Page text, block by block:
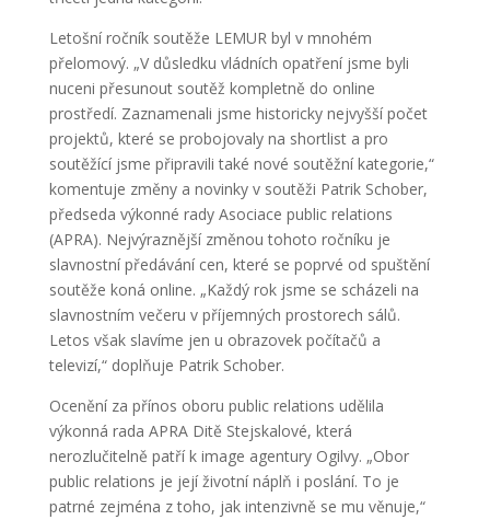
Letošní ročník soutěže LEMUR byl v mnohém
přelomový. „V důsledku vládních opatření jsme byli
nuceni přesunout soutěž kompletně do online
prostředí. Zaznamenali jsme historicky nejvyšší počet
projektů, které se probojovaly na shortlist a pro
soutěžící jsme připravili také nové soutěžní kategorie,“
komentuje změny a novinky v soutěži Patrik Schober,
předseda výkonné rady Asociace public relations
(APRA). Nejvýraznější změnou tohoto ročníku je
slavnostní předávání cen, které se poprvé od spuštění
soutěže koná online. „Každý rok jsme se scházeli na
slavnostním večeru v příjemných prostorech sálů.
Letos však slavíme jen u obrazovek počítačů a
televizí,“ doplňuje Patrik Schober.
Ocenění za přínos oboru public relations udělila
výkonná rada APRA Ditě Stejskalové, která
nerozlučitelně patří k image agentury Ogilvy. „Obor
public relations je její životní náplň i poslání. To je
patrné zejména z toho, jak intenzivně se mu věnuje,“